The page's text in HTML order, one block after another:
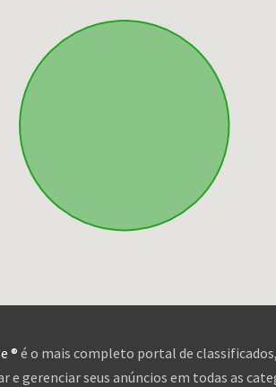
® é o mais completo portal de
e gerenciar seus anúncios em todas as